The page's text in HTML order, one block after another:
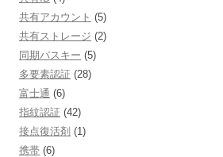
共有アカウント (5)
共有ストレージ (2)
同期パスキー (5)
多要素認証 (28)
富士通 (6)
指紋認証 (42)
接点復活剤 (1)
携帯 (6)